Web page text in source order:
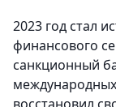
2023 год стал
финансового
санкционный